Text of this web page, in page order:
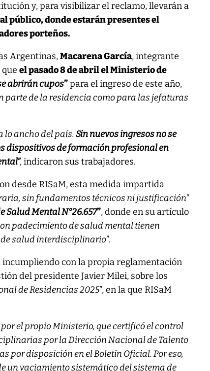
y, para visibilizar el reclamo, llevarán a
público, donde estarán presentes el
porteños.
Argentinas,Macarena García, integrante
queel pasado 8 de abril el Ministerio de
abrirán cupos”para el ingreso de este año,
de la residencia como para las jefaturas
lo ancho del país.Sin nuevos ingresos no se
dispositivos de formación profesional en
,indicaron sus trabajadores.
desde RISaM, esta medida impartida
sin fundamentos técnicos ni justificación”
Salud Mental N°26.657”, donde en su artículo
padecimiento de salud mental tienen
de salud interdisciplinario”.
con la propia reglamentación
del presidente Javier Milei, sobre los
de Residencias 2025”, en la que RISaM
el propio Ministerio, que certificó el control
por la Dirección Nacional de Talento
por disposición en el Boletín Oficial. Por eso,
un vaciamiento sistemático del sistema de